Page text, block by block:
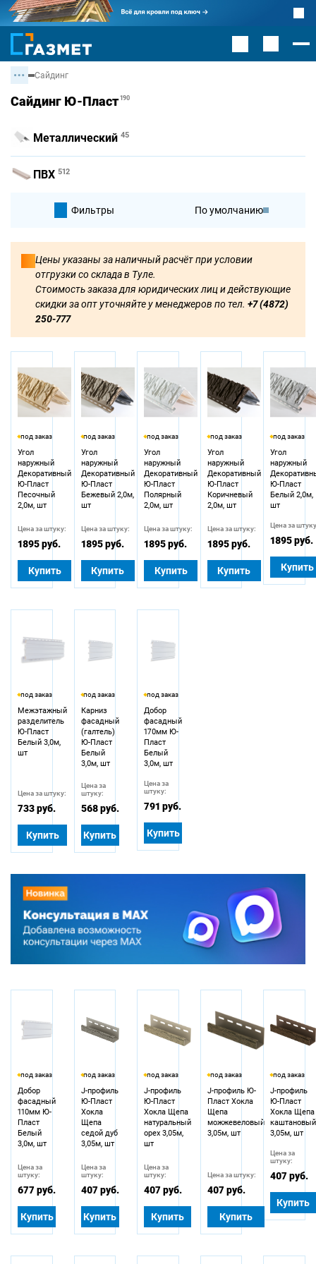
Сайдинг
Сайдинг Ю-Пласт190
Металлический 45
ПВХ 512
По умолчанию
По цене
Фильтры
Цены указаны за наличный расчёт при условии
отгрузки со склада в Туле.
Стоимость заказа для юридических лиц и действующие
скидки за опт уточняйте у менеджеров по тел. +7 (4872)
250-777
под заказ
Угол
наружный
Декоративный
Ю-Пласт
Песочный
2,0м, шт
Цена за штуку:
1895 руб.
Купить
под заказ
Угол
наружный
Декоративный
Ю-Пласт
Бежевый 2,0м,
шт
Цена за штуку:
1895 руб.
Купить
под заказ
Угол
наружный
Декоративный
Ю-Пласт
Полярный
2,0м, шт
Цена за штуку:
1895 руб.
Купить
под заказ
Угол
наружный
Декоративный
Ю-Пласт
Коричневый
2,0м, шт
Цена за штуку:
1895 руб.
Купить
под заказ
Угол
наружный
Ю-Пласт
Белый 2,0м,
шт
Цена за
1895 руб.
Купить
под заказ
Межэтажный
разделитель
Ю-Пласт
Белый 3,0м,
шт
Цена за штуку:
733 руб.
Купить
под заказ
Карниз
фасадный
(галтель)
Ю-Пласт
Белый
3,0м, шт
Цена за
штуку:
568 руб.
Купить
под заказ
Добор
фасадный
170мм Ю-
Пласт
Белый
3,0м, шт
Цена за
штуку:
791 руб.
Купить
под заказ
Добор
фасадный
110мм Ю-
Пласт
Белый
3,0м, шт
Цена за
штуку:
677 руб.
Купить
под заказ
J-профиль
Ю-Пласт
Хокла
Щепа
седой дуб
3,05м, шт
Цена за
штуку:
407 руб.
Купить
под заказ
J-профиль
Ю-Пласт
Хокла Щепа
натуральный
орех 3,05м,
шт
Цена за
штуку:
407 руб.
Купить
под заказ
J-профиль Ю-
Пласт Хокла
Щепа
можжевеловый
3,05м, шт
Цена за штуку:
407 руб.
Купить
под заказ
J-профиль
Ю-Пласт
Хокла Щепа
каштановый
3,05м, шт
Цена за
штуку:
407 руб.
Купить